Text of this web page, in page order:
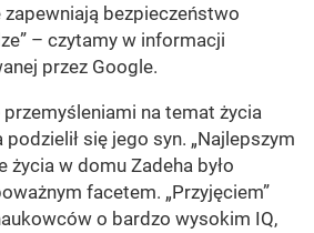
bezpieczeństwo
– czytamy w informacji
przez Google.
na temat życia
się jego syn. „Najlepszym
w domu Zadeha było
facetem. „Przyjęciem”
o bardzo wysokim IQ,